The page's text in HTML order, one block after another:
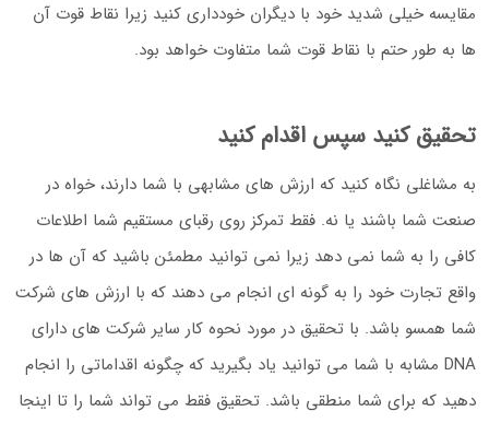
مقایسه خیلی شدید خود با دیگران خودداری کنید زیرا نقاط قوت آن
ها به طور حتم با نقاط قوت شما متفاوت خواهد بود.
تحقیق کنید سپس اقدام کنید
به مشاغلی نگاه کنید که ارزش های مشابهی با شما دارند، خواه در
صنعت شما باشند یا نه. فقط تمرکز روی رقبای مستقیم شما اطلاعات
کافی را به شما نمی دهد زیرا نمی توانید مطمئن باشید که آن ها در
واقع تجارت خود را به گونه ای انجام می دهند که با ارزش های شرکت
شما همسو باشد. با تحقیق در مورد نحوه کار سایر شرکت های دارای
DNA مشابه با شما می توانید یاد بگیرید که چگونه اقداماتی را انجام
دهید که برای شما منطقی باشد. تحقیق فقط می تواند شما را تا اینجا